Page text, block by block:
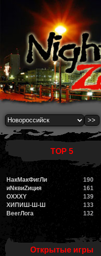
TOP 5
НакМакФигЛи
190
иNквиZиция
161
OXXXY
139
ХИПИШ-Ш-Ш
133
BeerЛога
132
Открытые игры